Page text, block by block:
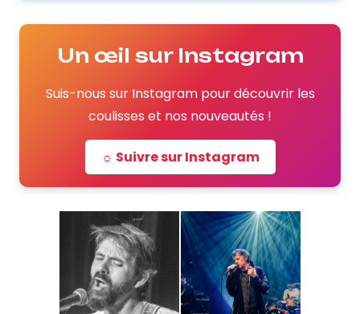
Un œil sur Instagram
Suis-nous sur Instagram pour découvrir les
coulisses et nos nouveautés !
☼ Suivre sur Instagram